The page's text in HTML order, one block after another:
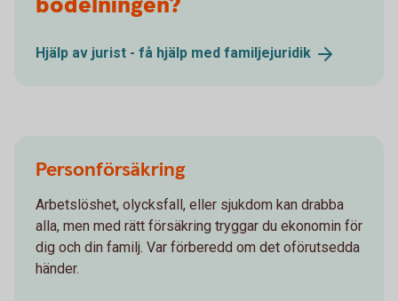
Hjälp av jurist - få hjälp med familjejuridik
Personförsäkring
Arbetslöshet, olycksfall, eller sjukdom kan drabba
alla, men med rätt försäkring tryggar du ekonomin för
dig och din familj. Var förberedd om det oförutsedda
händer.